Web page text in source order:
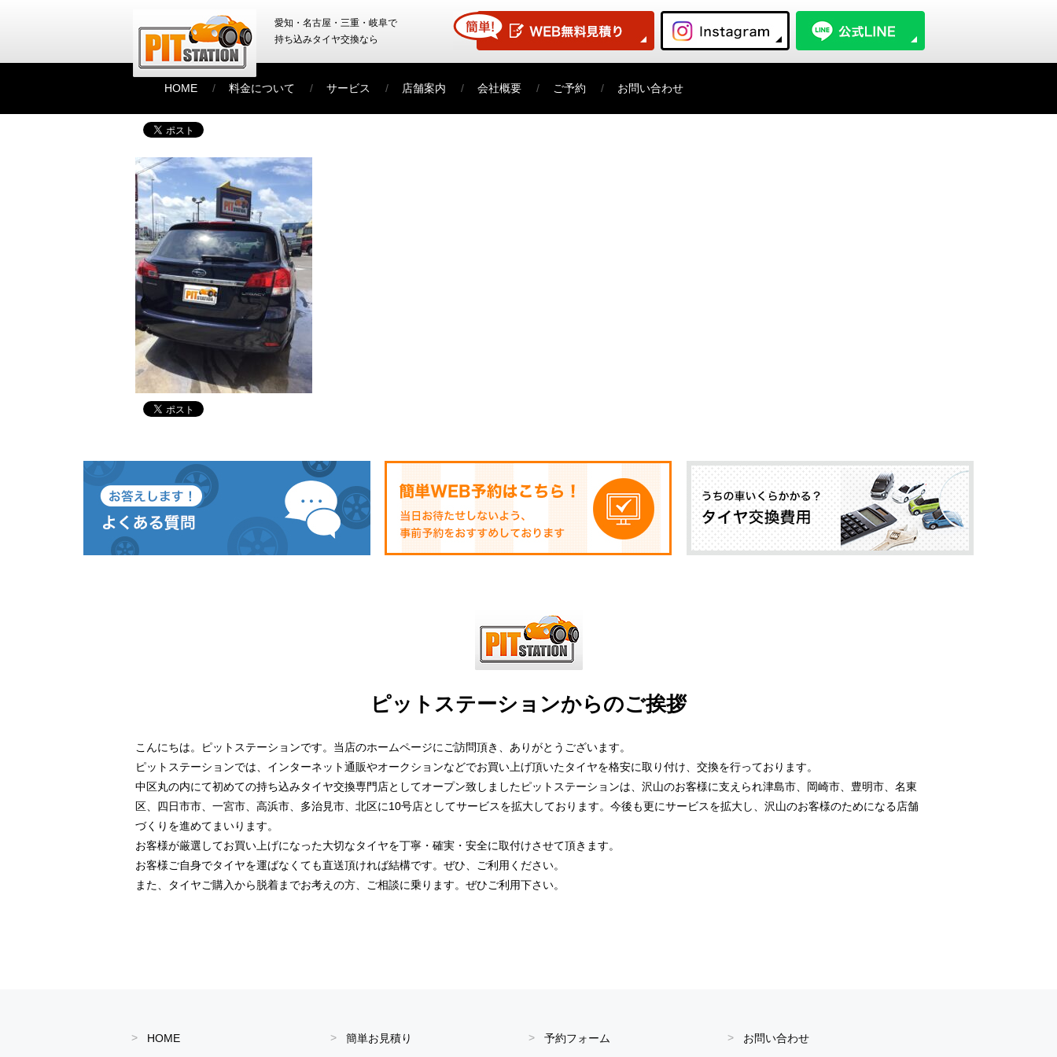
愛知・名古屋・三重・岐阜で
持ち込みタイヤ交換なら
HOME 料金について サービス 店舗案内 会社概要 ご予約 お問い合わせ
ピットステーションからのご挨拶
こんにちは。ピットステーションです。当店のホームページにご訪問頂き、ありがとうございます。
ピットステーションでは、インターネット通販やオークションなどでお買い上げ頂いたタイヤを格安に取り付け、交換を行っております。
中区丸の内にて初めての持ち込みタイヤ交換専門店としてオープン致しましたピットステーションは、沢山のお客様に支えられ津島市、岡崎市、豊明市、名東
区、四日市市、一宮市、高浜市、多治見市、北区に10号店としてサービスを拡大しております。今後も更にサービスを拡大し、沢山のお客様のためになる店舗
づくりを進めてまいります。
お客様が厳選してお買い上げになった大切なタイヤを丁寧・確実・安全に取付けさせて頂きます。
お客様ご自身でタイヤを運ばなくても直送頂ければ結構です。ぜひ、ご利用ください。
また、タイヤご購入から脱着までお考えの方、ご相談に乗ります。ぜひご利用下さい。
HOME 簡単お見積り 予約フォーム お問い合わせ